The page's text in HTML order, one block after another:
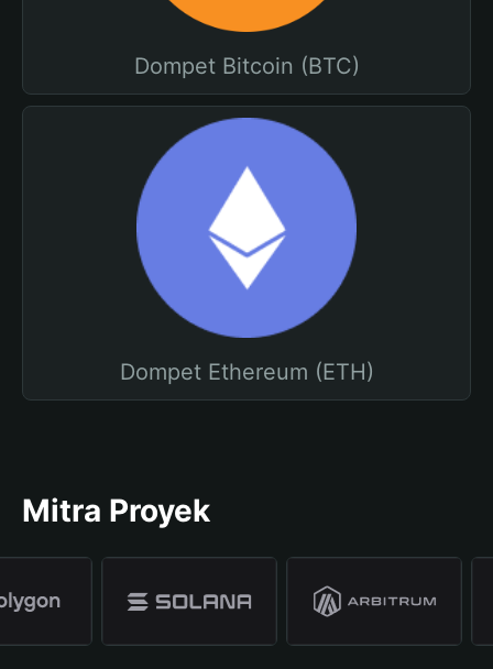
Dompet Bitcoin (BTC)
Dompet Ethereum (ETH)
Mitra Proyek